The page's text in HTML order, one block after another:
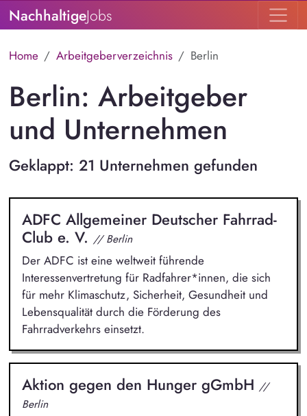
NachhaltigeJobs
Home Arbeitgeberverzeichnis Berlin
Berlin: Arbeitgeber
und Unternehmen
Geklappt: 21 Unternehmen gefunden
ADFC Allgemeiner Deutscher Fahrrad-
Club e. V. // Berlin
Der ADFC ist eine weltweit führende
Interessenvertretung für Radfahrer*innen, die sich
für mehr Klimaschutz, Sicherheit, Gesundheit und
Lebensqualität durch die Förderung des
Fahrradverkehrs einsetzt.
Aktion gegen den Hunger gGmbH //
Berlin